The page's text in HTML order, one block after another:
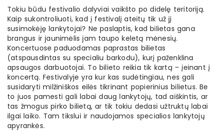
Tokiu būdu festivalio dalyviai vaikšto po didelę teritoriją.
Kaip sukontroliuoti, kad į festivalį ateitų tik už jį
susimokėję lankytojai? Ne paslaptis, kad bilietas gana
brangus ir jaunimėlis jam taupo keletą mėnesių.
Koncertuose paduodamas paprastas bilietas
(atspausdintas su specialiu barkodu), kurį paženklina
apsaugos darbuotojai. To bilieto reikia tik kartą – įeinant į
koncertą. Festivalyje yra kur kas sudėtingiau, nes gali
susidaryti milžiniškos eilės tikrinant popierinius bilietus. Be
to juos pamesti gali labai daug lankytojų, tad aiškintis, ar
tas žmogus pirko bilietą, ar tik tokiu dedasi užtruktų labai
ilgai laiko. Tam tikslui ir naudojamos specialios lankytojų
apyrankės.